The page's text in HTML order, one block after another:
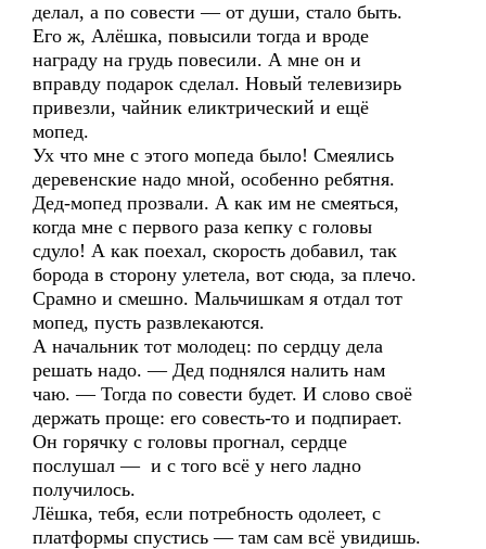
делал, а по совести — от души, стало быть.
Его ж, Алёшка, повысили тогда и вроде
награду на грудь повесили. А мне он и
вправду подарок сделал. Новый телевизирь
привезли, чайник еликтрический и ещё
мопед.
Ух что мне с этого мопеда было! Смеялись
деревенские надо мной, особенно ребятня.
Дед-мопед прозвали. А как им не смеяться,
когда мне с первого раза кепку с головы
сдуло! А как поехал, скорость добавил, так
борода в сторону улетела, вот сюда, за плечо.
Срамно и смешно. Мальчишкам я отдал тот
мопед, пусть развлекаются.
А начальник тот молодец: по сердцу дела
решать надо. — Дед поднялся налить нам
чаю. — Тогда по совести будет. И слово своё
держать проще: его совесть-то и подпирает.
Он горячку с головы прогнал, сердце
послушал — и с того всё у него ладно
получилось.
Лёшка, тебя, если потребность одолеет, с
платформы спустись — там сам всё увидишь.